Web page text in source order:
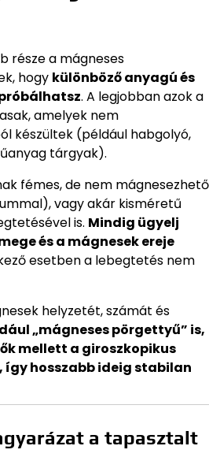
része a mágneses
hogy különböző anyagú és
. A legjobban azok a
amelyek nem
készültek (például habgolyó,
tárgyak).
fémes, de nem mágnesezhető
vagy akár kisméretű
is. Mindig ügyelj
és a mágnesek ereje
esetben a lebegtetés nem
helyzetét, számát és
„mágneses pörgettyű” is,
mellett a giroszkopikus
hosszabb ideig stabilan
a tapasztalt